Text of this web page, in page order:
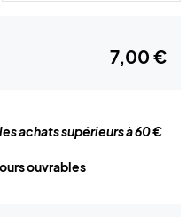
7,00 €
achats supérieurs à 60 €
ouvrables